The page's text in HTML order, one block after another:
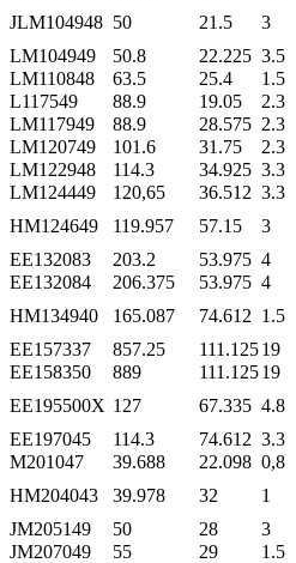
JLM104948 50 21.5 3
LM104949
50.8 22.225 3.5
LM110848
63.5 25.4 1.5
L117549
88.9 19.05 2.3
LM117949
88.9 28.575 2.3
LM120749
101.6 31.75 2.3
LM122948
114.3 34.925 3.3
LM124449
120,65 36.512 3.3
HM124649
119.957 57.15 3
EE132083
203.2 53.975 4
EE132084
206.375 53.975 4
HM134940
165.087 74.612 1.5
EE157337
857.25 111.12519
EE158350
889 111.12519
EE195500X 127 67.335 4.8
EE197045
114.3 74.612 3.3
M201047
39.688 22.098 0,8
HM204043
39.978 32 1
JM205149
50 28 3
JM207049
55 29 1.5